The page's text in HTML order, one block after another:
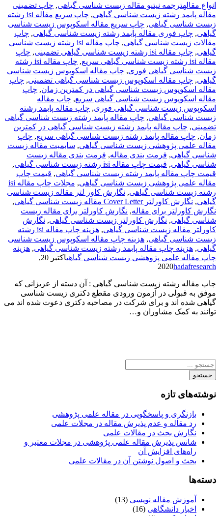
انواع مقالهترجمه نیتیو مقاله زیست شناسی گیاهی, چاپ تضمینی
مقاله پابمد رشته زیست شناسی گیاهی,
چاپ سریع مقاله isi رشته
زیست شناسی گیاهی, چاپ سریع مقاله اسکوپوس زیست شناسی
گیاهی, چاپ فوری مقاله پابمد رشته زیست شناسی گیاهی, چاپ
مقالات زیست شناسی گیاهی,
چاپ مقاله isi رشته زیست شناسی
گیاهی, چاپ مقاله isi رشته زیست شناسی گیاهی تضمینی , چاپ
مقاله isi رشته زیست شناسی گیاهی سریع
,
چاپ مقاله isi رشته
زیست شناسی گیاهی فوری, چاپ مقاله اسکوپوس زیست شناسی
گیاهی, چاپ مقاله اسکوپوس زیست شناسی گیاهی تضمینی, چاپ
مقاله اسکوپوس زیست شناسی گیاهی در کمترین زمان, چاپ
مقاله اسکوپوس زیست شناسی گیاهی سریع, چاپ مقاله
اسکوپوس زیست شناسی گیاهی فوری, چاپ مقاله پابمد رشته
زیست شناسی گیاهی, چاپ مقاله پابمد رشته زیست شناسی گیاهی
تضمینی, چاپ مقاله پابمد رشته زیست شناسی گیاهی در کمترین
زمان, چاپ مقاله پابمد رشته زیست شناسی گیاهی سریع, چاپ
مقاله علمی پژوهشی زیست شناسی گیاهی, سابمیت مقاله زیست
شناسی گیاهی, فرمت­ بندی مقاله, فرمت­ بندی مقاله زیست
شناسی گیاهی, قیمت چاپ مقاله isi رشته زیست شناسی گیاهی
,
قیمت چاپ مقاله پابمد رشته زیست شناسی گیاهی, قیمت چاپ
مقاله علمی پژوهشی زیست شناسی گیاهی,
مجلات چاپ مقاله isi
رشته زیست شناسی گیاهی, نگارش کاور لتر مقاله زیست شناسی
گیاهی, نگارش کاورلتر Cover Letter مقاله زیست شناسی گیاهی
,
نگارش کاورلتر برای مقاله, نگارش کاورلتر برای مقاله زیست
شناسی گیاهی, نگارش کاورلتر زیست شناسی گیاهی, نگارش
کاورلتر مقاله زیست شناسی گیاهی,
هزینه چاپ مقاله isi رشته
زیست شناسی گیاهی, هزینه چاپ مقاله اسکوپوس زیست شناسی
گیاهی, هزینه چاپ مقاله پابمد رشته زیست شناسی گیاهی, هزینه
چاپ مقاله علمی پژوهشی زیست شناسی گیاهی
اکتبر 20,
2020hadafresearch
چاپ مقاله رشته زیست شناسی گیاهی : آن دسته از عزیزانی که
موفق به قبولی در آزمون ورودی مقطع دکتری زیست شناسی
گیاهی شده اند و برای شرکت در مصاحبه دکتری دعوت شده اند می
توانند به کمک مشاوران و…
جستجو
نوشته‌های تازه
بازنگری و پاسخگویی در مقاله علمی پژوهشی
رد مقاله و عدم پذیرش مقاله در مجلات علمی
نگارش بحث در مقالات علمی
شانس پذیرش مقاله علمی پژوهشی در مجلات معتبر و
راه‌های افزایش آن
بحث و اصول نوشتن آن در مقالات علمی
دسته‌ها
آموزش مقاله نویسی (13)
اخبار دانشگاهی (16)